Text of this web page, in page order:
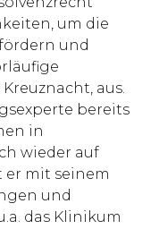
um die
und
aus.
bereits
in
wieder auf
er mit seinem
und
das Klinikum